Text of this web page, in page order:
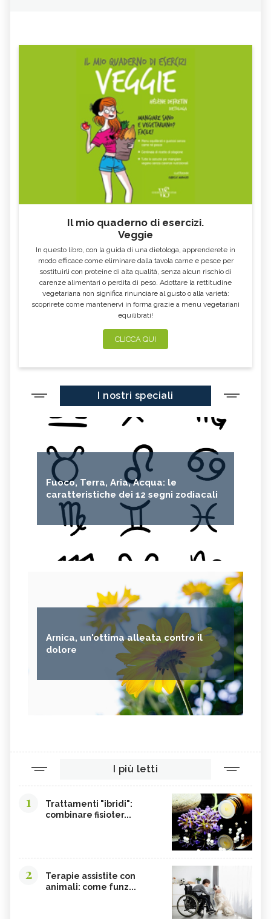
Il mio quaderno di esercizi.
Veggie
In questo libro, con la guida di una dietologa, apprenderete in
modo efficace come eliminare dalla tavola carne e pesce per
sostituirli con proteine di alta qualità, senza alcun rischio di
carenze alimentari o perdita di peso. Adottare la rettitudine
vegetariana non significa rinunciare al gusto o alla varietà:
scoprirete come mantenervi in forma grazie a menu vegetariani
equilibrati!
CLICCA QUI
I nostri speciali
Fuoco, Terra, Aria, Acqua: le
caratteristiche dei 12 segni zodiacali
Arnica, un'ottima alleata contro il
dolore
I più letti
1
Trattamenti "ibridi":
combinare fisioter...
2
Terapie assistite con
animali: come funz...